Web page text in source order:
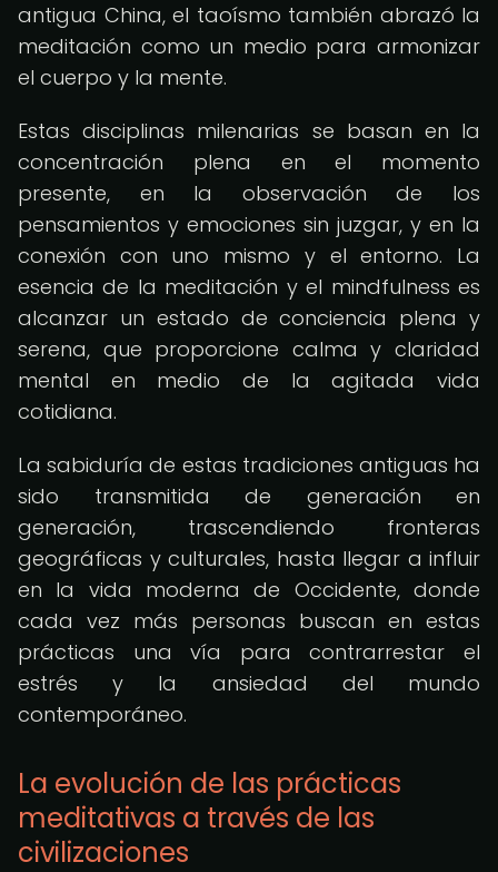
antigua China, el taoísmo también abrazó la
meditación como un medio para armonizar
el cuerpo y la mente.
Estas disciplinas milenarias se basan en la
concentración plena en el momento
presente, en la observación de los
pensamientos y emociones sin juzgar, y en la
conexión con uno mismo y el entorno. La
esencia de la meditación y el mindfulness es
alcanzar un estado de conciencia plena y
serena, que proporcione calma y claridad
mental en medio de la agitada vida
cotidiana.
La sabiduría de estas tradiciones antiguas ha
sido transmitida de generación en
generación, trascendiendo fronteras
geográficas y culturales, hasta llegar a influir
en la vida moderna de Occidente, donde
cada vez más personas buscan en estas
prácticas una vía para contrarrestar el
estrés y la ansiedad del mundo
contemporáneo.
La evolución de las prácticas
meditativas a través de las
civilizaciones